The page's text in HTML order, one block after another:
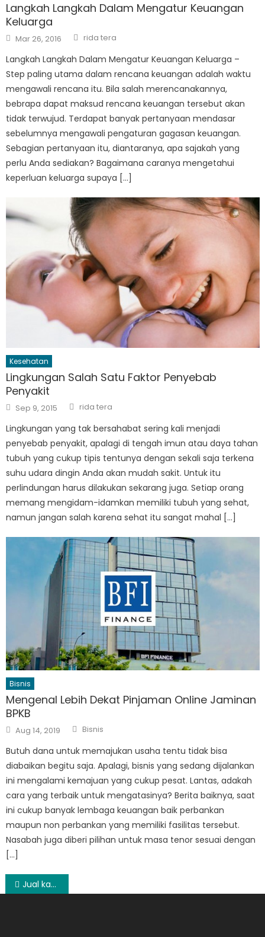
Langkah Langkah Dalam Mengatur Keuangan
Keluarga
Posted
on
Mar 26, 2016 Author
rida tera
Langkah Langkah Dalam Mengatur Keuangan Keluarga –
Step paling utama dalam rencana keuangan adalah waktu
mengawali rencana itu. Bila salah merencanakannya,
bebrapa dapat maksud rencana keuangan tersebut akan
tidak terwujud. Terdapat banyak pertanyaan mendasar
sebelumnya mengawali pengaturan gagasan keuangan.
Sebagian pertanyaan itu, diantaranya, apa sajakah yang
perlu Anda sediakan? Bagaimana caranya mengetahui
keperluan keluarga supaya […]
Kesehatan
Lingkungan Salah Satu Faktor Penyebab
Penyakit
Posted
on
Sep 9, 2015 Author
rida tera
Lingkungan yang tak bersahabat sering kali menjadi
penyebab penyakit, apalagi di tengah imun atau daya tahan
tubuh yang cukup tipis tentunya dengan sekali saja terkena
suhu udara dingin Anda akan mudah sakit. Untuk itu
perlindungan harus dilakukan sekarang juga. Setiap orang
memang mengidam-idamkan memiliki tubuh yang sehat,
namun jangan salah karena sehat itu sangat mahal […]
Bisnis
Mengenal Lebih Dekat Pinjaman Online Jaminan
BPKB
Posted
on
Aug 14, 2019 Author
Bisnis
Butuh dana untuk memajukan usaha tentu tidak bisa
diabaikan begitu saja. Apalagi, bisnis yang sedang dijalankan
ini mengalami kemajuan yang cukup pesat. Lantas, adakah
cara yang terbaik untuk mengatasinya? Berita baiknya, saat
ini cukup banyak lembaga keuangan baik perbankan
maupun non perbankan yang memiliki fasilitas tersebut.
Nasabah juga diberi pilihan untuk masa tenor sesuai dengan
[…]
Post
Jual kacamata pria model